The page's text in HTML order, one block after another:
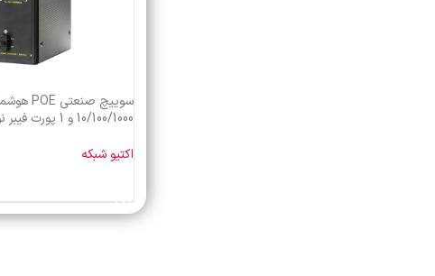
اکتیو شبکه